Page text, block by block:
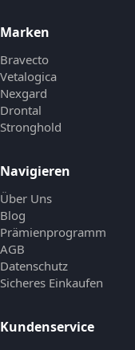
Marken
Bravecto
Vetalogica
Nexgard
Drontal
Stronghold
Navigieren
Über Uns
Blog
Prämienprogramm
AGB
Datenschutz
Sicheres Einkaufen
Kundenservice